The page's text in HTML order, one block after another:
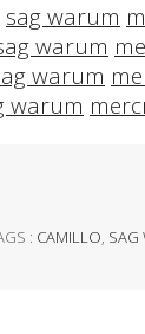
sag warum
warum
warum
warum
: CAMILLO, SAG